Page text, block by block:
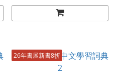
26年書展新書8折